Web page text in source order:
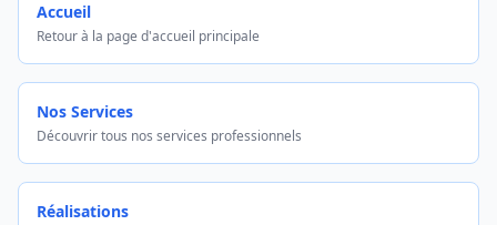
Accueil
Retour à la page d'accueil principale
Nos Services
Découvrir tous nos services professionnels
Réalisations